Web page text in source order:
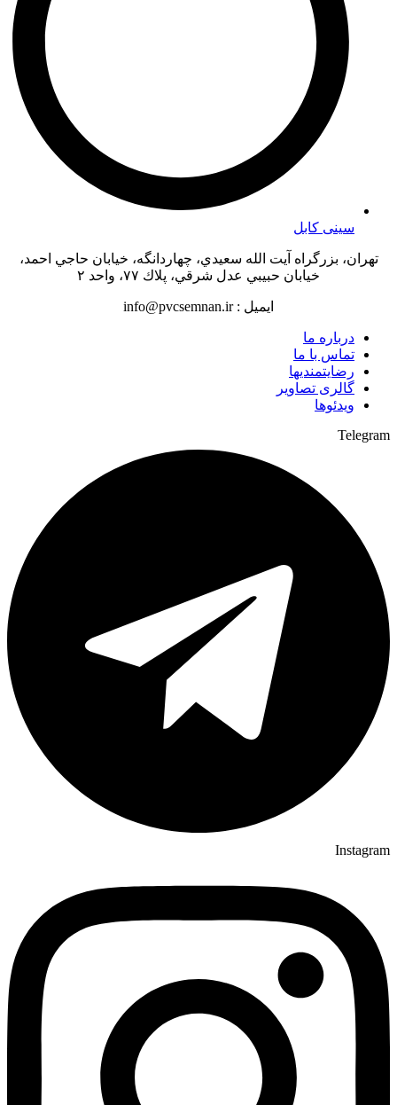
سینی کابل
تهران، بزرگراه آيت الله سعيدي، چهاردانگه، خيابان حاجي احمد،
خیابان حبيبي عدل شرقي، پلاك ٧٧، واحد ٢
ایمیل : info@pvcsemnan.ir
درباره ما
تماس با ما
رضایتمندیها
گالری تصاویر
ویدئوها
Telegram
Instagram